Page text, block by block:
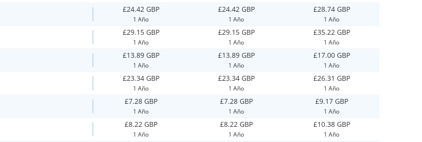
£24.42 GBP
1 Año
£24.42 GBP
1 Año
£28.74 GBP
1 Año
£29.15 GBP
1 Año
£29.15 GBP
1 Año
£35.22 GBP
1 Año
£13.89 GBP
1 Año
£13.89 GBP
1 Año
£17.00 GBP
1 Año
£23.34 GBP
1 Año
£23.34 GBP
1 Año
£26.31 GBP
1 Año
£7.28 GBP
1 Año
£7.28 GBP
1 Año
£9.17 GBP
1 Año
£8.22 GBP
1 Año
£8.22 GBP
1 Año
£10.38 GBP
1 Año